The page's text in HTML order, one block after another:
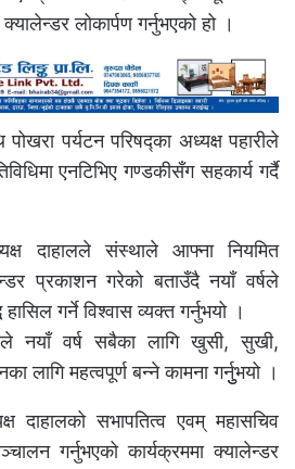
लोकार्पण गर्नुभएको हो ।
पर्यटन परिषद्का अध्यक्ष पहारीले
एनटिभिए गण्डकीसँग सहकार्य गर्दै
दाहालले संस्थाले आफ्ना नियमित
प्रकाशन गरेको बताउँदै नयाँ वर्षले
गर्ने विश्वास व्यक्त गर्नुभयो ।
नयाँ वर्ष सबैका लागि खुसी, सुखी,
लागि महत्वपूर्ण बन्ने कामना गर्नुुभयो ।
दाहालको सभापतित्व एवम् महासचिव
गर्नुभएको कार्यक्रममा क्यालेन्डर